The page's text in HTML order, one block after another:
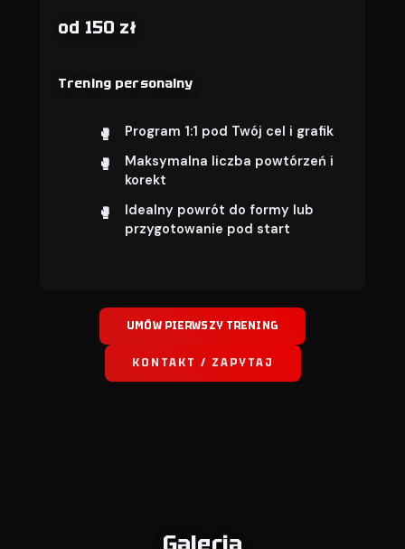
od 150 zł
Trening personalny
Program 1:1 pod Twój cel i grafik
Maksymalna liczba powtórzeń i
korekt
Idealny powrót do formy lub
przygotowanie pod start
UMÓW PIERWSZY TRENING
KONTAKT / ZAPYTAJ